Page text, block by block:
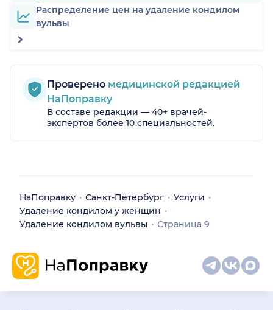
Распределение цен на удаление кондилом
вульвы
Проверено медицинской редакцией
НаПоправку
В составе редакции — 40+ врачей-
экспертов более 10 специальностей.
НаПоправку Санкт-Петербург
Услуги
Удаление кондилом у женщин
Удаление кондилом вульвы
Страница 9